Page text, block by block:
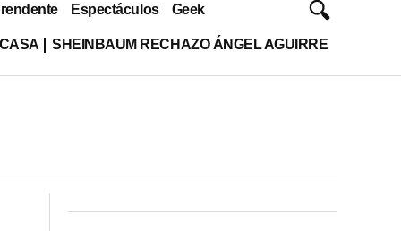
Espectáculos Geek
SHEINBAUM RECHAZO ÁNGEL AGUIRRE